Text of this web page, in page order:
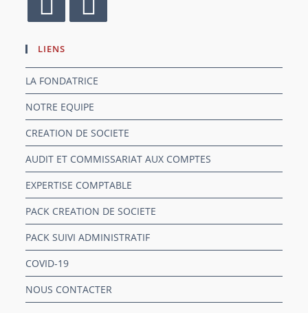
LIENS
LA FONDATRICE
NOTRE EQUIPE
CREATION DE SOCIETE
AUDIT ET COMMISSARIAT AUX COMPTES
EXPERTISE COMPTABLE
PACK CREATION DE SOCIETE
PACK SUIVI ADMINISTRATIF
COVID-19
NOUS CONTACTER